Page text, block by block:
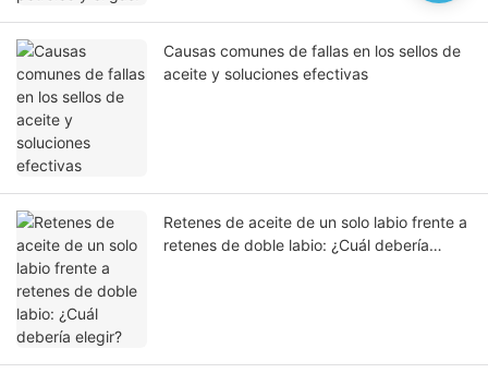
Causas comunes de fallas en los sellos de
aceite y soluciones efectivas
Retenes de aceite de un solo labio frente a
retenes de doble labio: ¿Cuál debería